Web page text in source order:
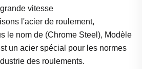
vitesse
l'acier de roulement,
le nom de (Chrome Steel), Modèle
un acier spécial pour les normes
des roulements.